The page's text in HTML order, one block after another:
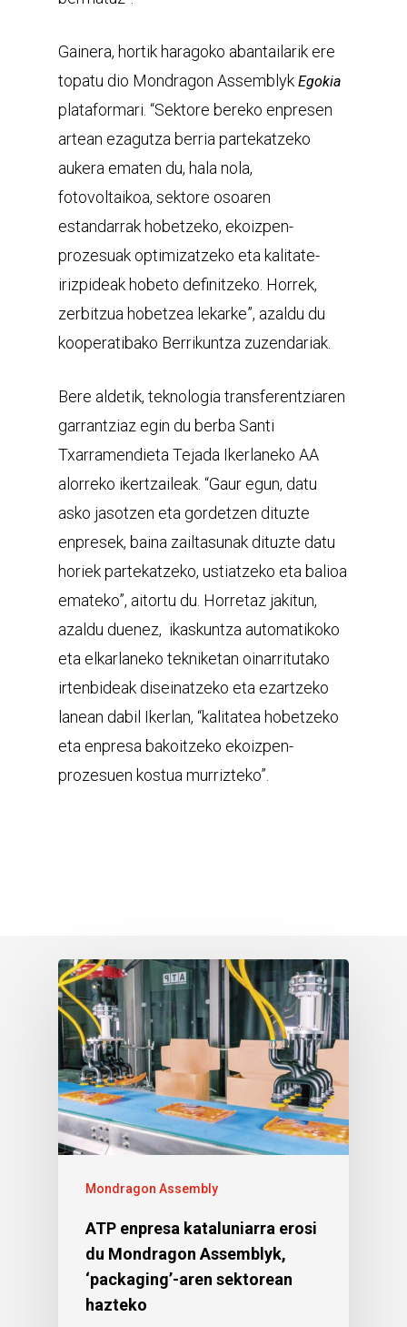
Gainera, hortik haragoko abantailarik ere
topatu dio Mondragon Assemblyk Egokia
plataformari. “Sektore bereko enpresen
artean ezagutza berria partekatzeko
aukera ematen du, hala nola,
fotovoltaikoa, sektore osoaren
estandarrak hobetzeko, ekoizpen-
prozesuak optimizatzeko eta kalitate-
irizpideak hobeto definitzeko. Horrek,
zerbitzua hobetzea lekarke”, azaldu du
kooperatibako Berrikuntza zuzendariak.
Bere aldetik, teknologia transferentziaren
garrantziaz egin du berba Santi
Txarramendieta Tejada Ikerlaneko AA
alorreko ikertzaileak. “Gaur egun, datu
asko jasotzen eta gordetzen dituzte
enpresek, baina zailtasunak dituzte datu
horiek partekatzeko, ustiatzeko eta balioa
emateko”, aitortu du. Horretaz jakitun,
azaldu duenez, ikaskuntza automatikoko
eta elkarlaneko tekniketan oinarritutako
irtenbideak diseinatzeko eta ezartzeko
lanean dabil Ikerlan, “kalitatea hobetzeko
eta enpresa bakoitzeko ekoizpen-
prozesuen kostua murrizteko”.
Mondragon Assembly
ATP enpresa kataluniarra erosi
du Mondragon Assemblyk,
‘packaging’-aren sektorean
hazteko